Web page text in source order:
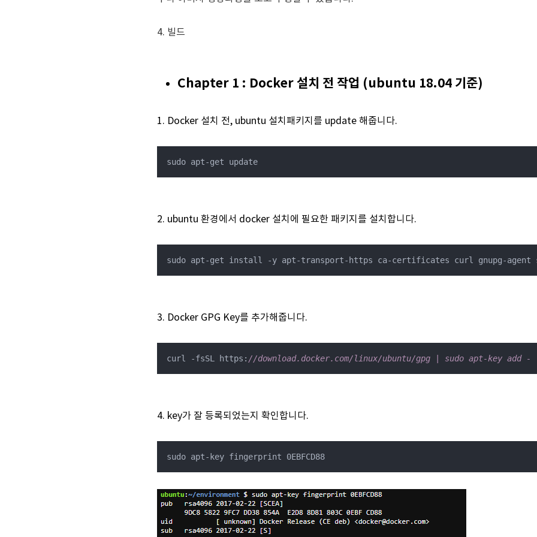
4. 빌드
Chapter 1 : Docker 설치 전 작업 (ubuntu 18.04 기준)
1. Docker 설치 전, ubuntu 설치패키지를 update 해줍니다.
sudo apt-get update
2. ubuntu 환경에서 docker 설치에 필요한 패키지를 설치합니다.
sudo apt-get install -y apt-transport-https ca-certificates curl gnupg-agent
3. Docker GPG Key를 추가해줍니다.
curl -fsSL https: //download.docker.com/linux/ubuntu/gpg | sudo apt-key add -
4. key가 잘 등록되었는지 확인합니다.
sudo apt-key fingerprint 0EBFCD88